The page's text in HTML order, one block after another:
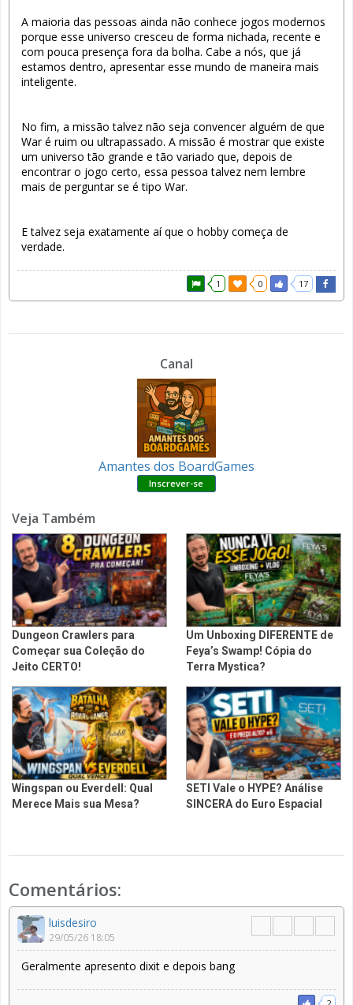
A maioria das pessoas ainda não conhece jogos modernos
porque esse universo cresceu de forma nichada, recente e
com pouca presença fora da bolha. Cabe a nós, que já
estamos dentro, apresentar esse mundo de maneira mais
inteligente.
No fim, a missão talvez não seja convencer alguém de que
War é ruim ou ultrapassado. A missão é mostrar que existe
um universo tão grande e tão variado que, depois de
encontrar o jogo certo, essa pessoa talvez nem lembre
mais de perguntar se é tipo War.
E talvez seja exatamente aí que o hobby começa de
verdade.
1 0 17
Canal
Amantes dos BoardGames
Veja Também
Dungeon Crawlers para
Começar sua Coleção do
Jeito CERTO!
Um Unboxing DIFERENTE de
Feya’s Swamp! Cópia do
Terra Mystica?
Wingspan ou Everdell: Qual
Merece Mais sua Mesa?
SETI Vale o HYPE? Análise
SINCERA do Euro Espacial
Comentários:
luisdesiro
29/05/26 18:05
Geralmente apresento dixit e depois bang